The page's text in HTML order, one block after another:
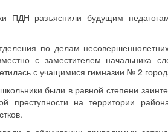
ПДН разъяснили будущим
по делам
с заместителем начальника
с учащимися гимназии № 2
были в равной степени
преступности на территории